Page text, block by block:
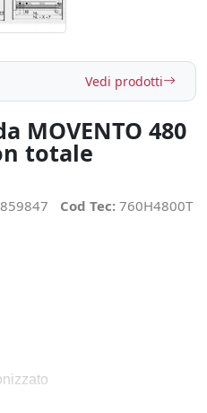
Vedi prodotti
MOVENTO 480
totale
Cod Tec: 760H4800T